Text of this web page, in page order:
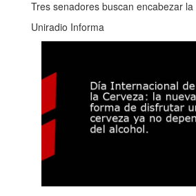
Tres senadores buscan encabezar
Uniradio Informa